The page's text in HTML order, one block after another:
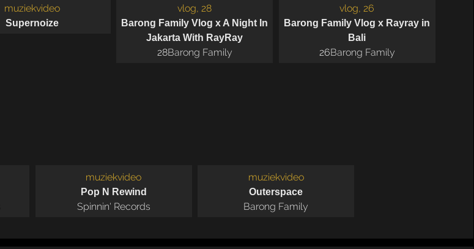
muziekvideo
Supernoize
vlog, 28
Barong Family Vlog x A Night In
Jakarta With RayRay
28Barong Family
vlog, 26
Barong Family Vlog x Rayray in
Bali
26Barong Family
muziekvideo
Pop N Rewind
Spinnin' Records
muziekvideo
Outerspace
Barong Family